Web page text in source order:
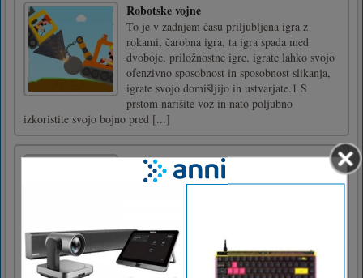
Robotske vojne
To je v zadnjem času priljubljena igra z
rokami, čarobna igra, ta igra spada med
dvoboje, priložnostne igre, igrate lahko svojo
ofenzivno sposobnost in sposobnost slikanja,
igrate svojo domišljijo in ustvarjate.1 S
prstom narišite voz in nato poljubno
izkoristite svojo bojno pred [...]
Spomin na noč čarovnic
Igrajmo se spominske igre o noč čarovnic. Na
ujemate z vsaki dve isti sliki. Imate dober
spomin? Poskusite jih uskladiti tako, da čim
manj odpirate. Lepo se imej!Uporabite
MIŠICO